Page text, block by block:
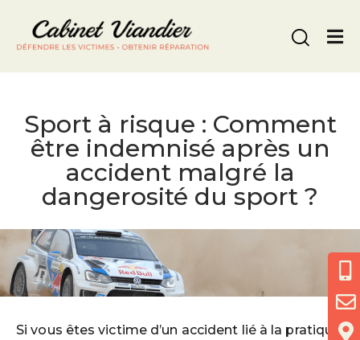
Nous appeler
Sport à risque : Comment
être indemnisé après un
accident malgré la
dangerosité du sport ?
Si vous êtes victime d’un accident lié à la pratique